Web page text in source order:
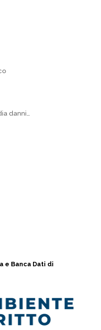
danni…
e Banca Dati di